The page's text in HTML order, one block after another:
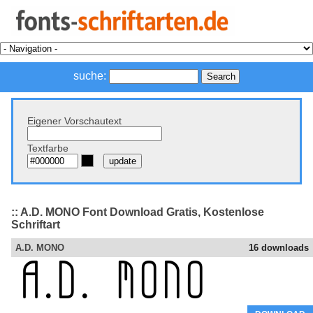
suche:
Eigener Vorschautext
Textfarbe
:: A.D. MONO Font Download Gratis, Kostenlose
Schriftart
16 downloads
A.D. MONO